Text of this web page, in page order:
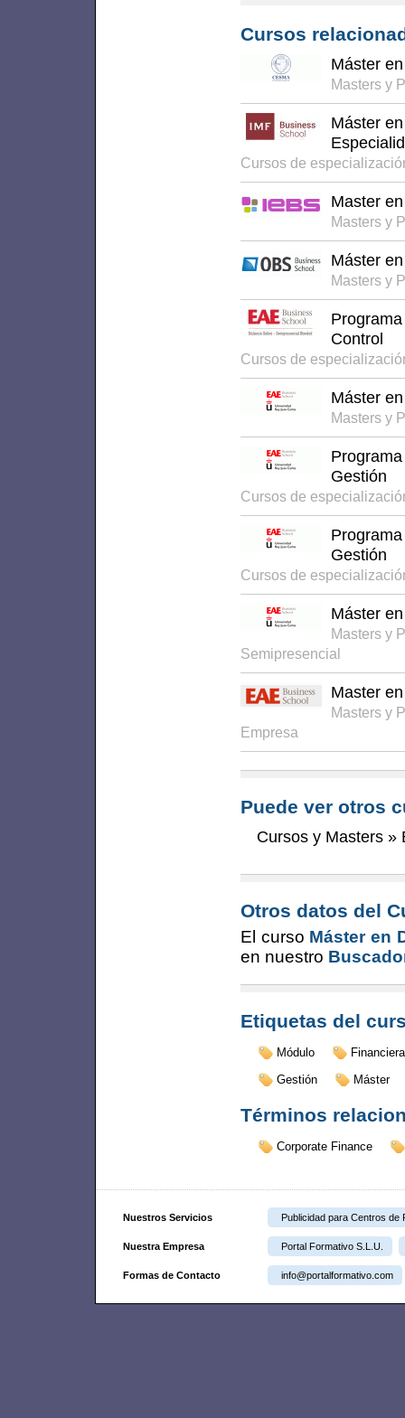
Cursos
Máster
Masters y
Máster
Cursos de
Master
Masters y
Máster
Masters y
Control
Cursos de
Máster
Masters y
Gestión
Cursos de
Gestión
Cursos de
Máster
Masters y
Semipresencial
Master
Masters y
Empresa
Puede ver otros
Cursos y Masters »
Otros datos del
El curso Máster en
en nuestro
Etiquetas del
Módulo
Financiera
Gestión
Máster
Términos
Corporate Finance
Nuestros Servicios Publicidad para Centros de
Nuestra Empresa Portal Formativo S.L.U.
Formas de Contacto info@portalformativo.com